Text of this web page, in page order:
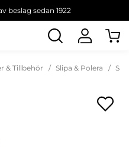
beslag sedan 1922
& Tillbehör Slipa & Polera